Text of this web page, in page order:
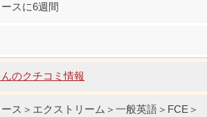
スに6週間
のクチコミ情報
ス＞エクストリーム＞一般英語＞FCE＞